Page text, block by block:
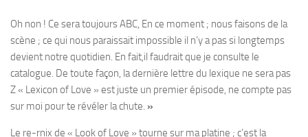
Oh non ! Ce sera toujours ABC, En ce moment ; nous faisons de la
scène ; ce qui nous paraissait impossible il n’y a pas si longtemps
devient notre quotidien. En fait,il faudrait que je consulte le
catalogue. De toute façon, la dernière lettre du lexique ne sera pas
Z « Lexicon of Love » est juste un premier épisode, ne compte pas
sur moi pour te révéler la chute. »
Le re-rnix de « Look of Love » tourne sur ma platine ; c’est la